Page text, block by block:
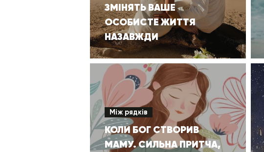
ЗМІНЯТЬ ВАШЕ
ОСОБИСТЕ ЖИТТЯ
НАЗАВЖДИ
Між рядків
КОЛИ БОГ СТВОРИВ
МАМУ. СИЛЬНА ПРИТЧА,